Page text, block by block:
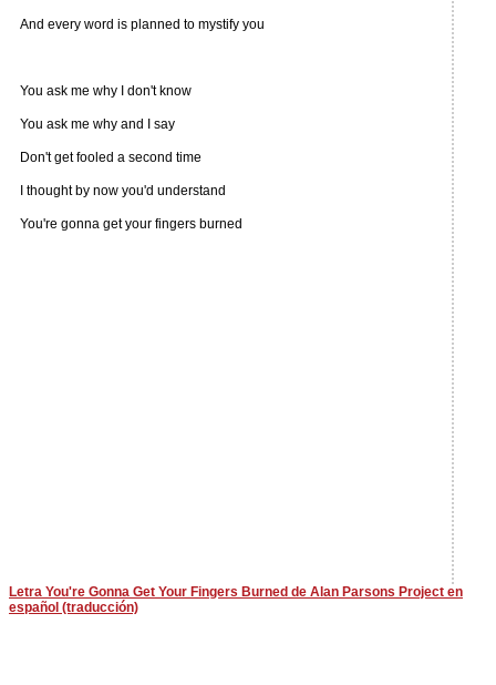
And every word is planned to mystify you
You ask me why I don't know
You ask me why and I say
Don't get fooled a second time
I thought by now you'd understand
You're gonna get your fingers burned
Letra You're Gonna Get Your Fingers Burned de Alan Parsons Project en
español (traducción)